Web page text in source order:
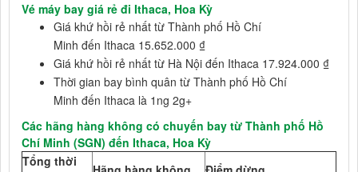
Vé máy bay giá rẻ đi Ithaca, Hoa Kỳ
Giá khứ hồi rẻ nhất từ Thành phố Hồ Chí
Minh đến Ithaca 15.652.000 ₫
Giá khứ hồi rẻ nhất từ Hà Nội đến Ithaca 17.924.000 ₫
Thời gian bay bình quân từ Thành phố Hồ Chí
Minh đến Ithaca là 1ng 2g+
Các hãng hàng không có chuyến bay từ Thành phố Hồ
Chí Minh (SGN) đến Ithaca, Hoa Kỳ
Tổng thời